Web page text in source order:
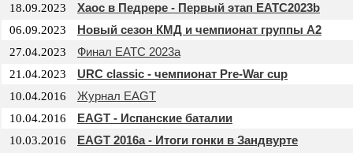
18.09.2023 Хаос в Педрере - Первый этап EATC2023b
06.09.2023 Новый сезон КМД и чемпионат группы А2
27.04.2023 Финал EATC 2023a
21.04.2023 URC classic - чемпионат Pre-War cup
10.04.2016 Журнал EAGT
10.04.2016 EAGT - Испанские баталии
10.03.2016 EAGT 2016a - Итоги гонки в Зандвурте